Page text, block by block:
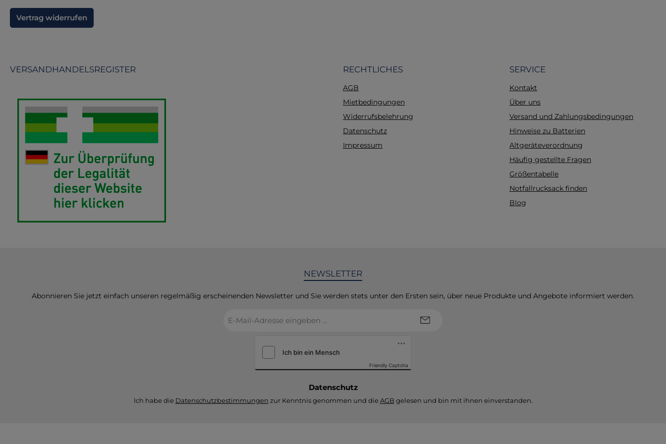
Vertrag widerrufen
VERSANDHANDELSREGISTER RECHTLICHES
AGB
Mietbedingungen
Widerrufsbelehrung
Datenschutz
Impressum
SERVICE
Kontakt
Über uns
Versand und Zahlungsbedingungen
Hinweise zu Batterien
Altgeräteverordnung
Häufig gestellte Fragen
Größentabelle
Notfallrucksack finden
Blog
NEWSLETTER
Abonnieren Sie jetzt einfach unseren regelmäßig erscheinenden Newsletter und Sie werden stets unter den Ersten sein, über neue Produkte und Angebote informiert werden.
Mail-
Friendly Captcha
Datenschutz
Ich habe die Datenschutzbestimmungen zur Kenntnis genommen und die AGB gelesen und bin mit ihnen einverstanden.